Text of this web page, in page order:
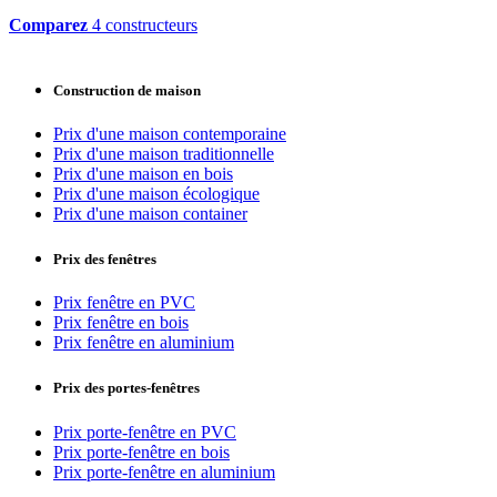
Comparez 4 constructeurs
Construction de maison
Prix d'une maison contemporaine
Prix d'une maison traditionnelle
Prix d'une maison en bois
Prix d'une maison écologique
Prix d'une maison container
Prix des fenêtres
Prix fenêtre en PVC
Prix fenêtre en bois
Prix fenêtre en aluminium
Prix des portes-fenêtres
Prix porte-fenêtre en PVC
Prix porte-fenêtre en bois
Prix porte-fenêtre en aluminium